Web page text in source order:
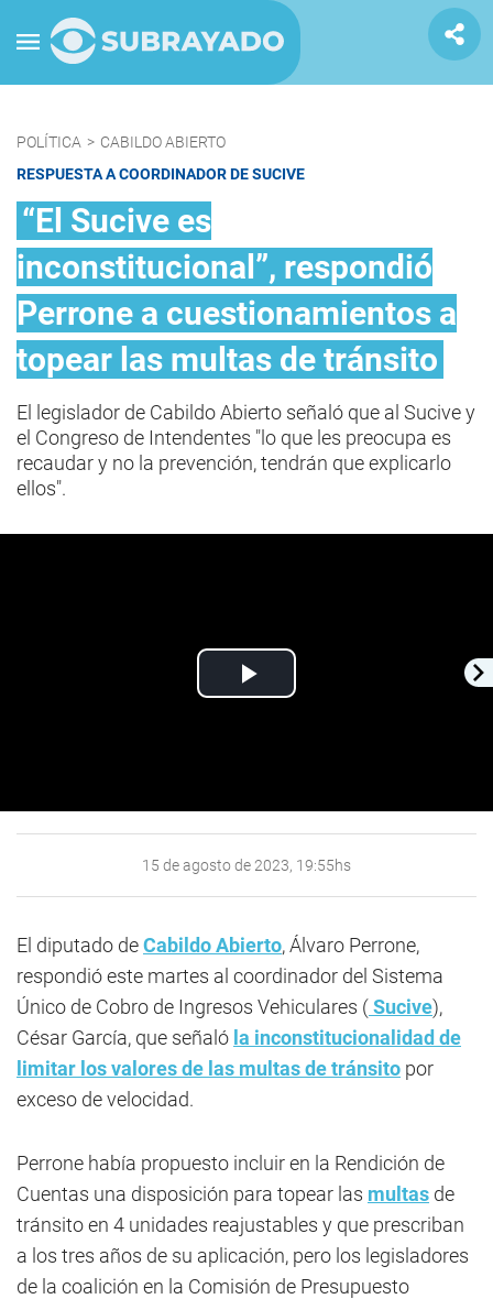
POLÍTICA > CABILDO ABIERTO
RESPUESTA A COORDINADOR DE SUCIVE
“El Sucive es
inconstitucional”, respondió
Perrone a cuestionamientos a
topear las multas de tránsito
El legislador de Cabildo Abierto señaló que al Sucive y
el Congreso de Intendentes "lo que les preocupa es
recaudar y no la prevención, tendrán que explicarlo
ellos".
Play
15 de agosto de 2023, 19:55hs
El diputado deCabildo Abierto, Álvaro Perrone,
respondió este martes al coordinador del Sistema
Único de Cobro de Ingresos Vehiculares (Sucive),
César García, que señaló la inconstitucionalidad de
limitar los valores de las multas de tránsito por
exceso de velocidad.
Perrone había propuesto incluir en la Rendición de
Cuentas una disposición para topear las multas de
tránsito en 4 unidades reajustables y que prescriban
a los tres años de su aplicación, pero los legisladores
de la coalición en la Comisión de Presupuesto